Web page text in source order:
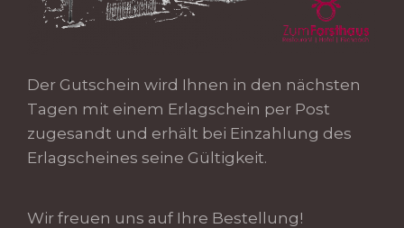
Der Gutschein wird Ihnen in den nächsten
Tagen mit einem Erlagschein per Post
zugesandt und erhält bei Einzahlung des
Erlagscheines seine Gültigkeit.
Wir freuen uns auf Ihre Bestellung!